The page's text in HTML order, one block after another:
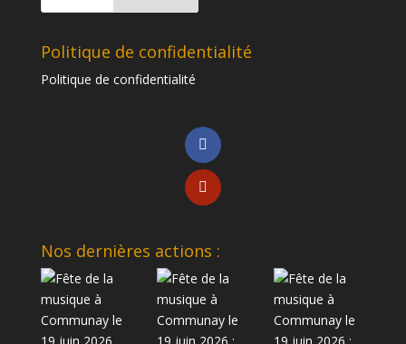
Politique de confidentialité
Politique de confidentialité
Nos dernières actions :